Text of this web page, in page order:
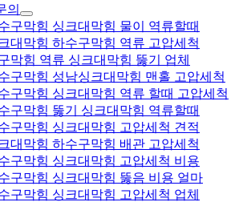
의
구막힘 싱크대막힘 물이 역류할때
대막힘 하수구막힘 역류 고압세척
막힘 역류 싱크대막힘 뚫기 업체
구막힘 성남싱크대막힘 맨홀 고압세척
구막힘 싱크대막힘 역류 할때 고압세척
구막힘 뚫기 싱크대막힘 역류할때
구막힘 싱크대막힘 고압세척 견적
대막힘 하수구막힘 배관 고압세척
구막힘 싱크대막힘 고압세척 비용
구막힘 싱크대막힘 뚫음 비용 얼마
구막힘 싱크대막힘 고압세척 업체